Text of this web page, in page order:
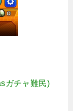
ガチャ難民)